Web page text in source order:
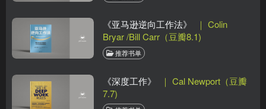
《亚马逊逆向工作法》
｜ Colin
Bryar /Bill Carr（豆瓣8.1)
推荐书单
《深度工作》
｜ Cal Newport（豆瓣
7.7)